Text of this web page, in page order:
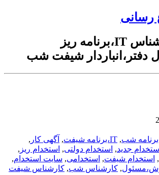
رسانی
استخدام کارشناس IT،برنامه ریز
شیفت شب
, IT،برنامه شیفت , آگهی کار ,
استخدام جدید, استخدام دولتی, استخدام ریز ,
, استخدام شیفت, استخدامی, سایت استخدام,
, کارشناس شب, کارشناس شیفت